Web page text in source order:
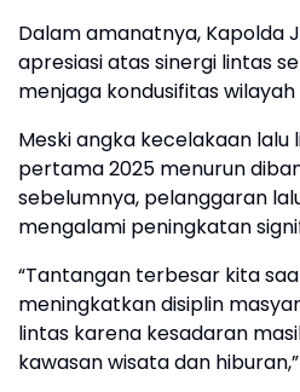
Dalam amanatnya, Kapolda
apresiasi atas sinergi lintas
menjaga kondusifitas wilayah
Meski angka kecelakaan
pertama 2025 menurun
sebelumnya, pelanggaran
mengalami peningkatan
“Tantangan terbesar kita
meningkatkan disiplin
lintas karena kesadaran
kawasan wisata dan